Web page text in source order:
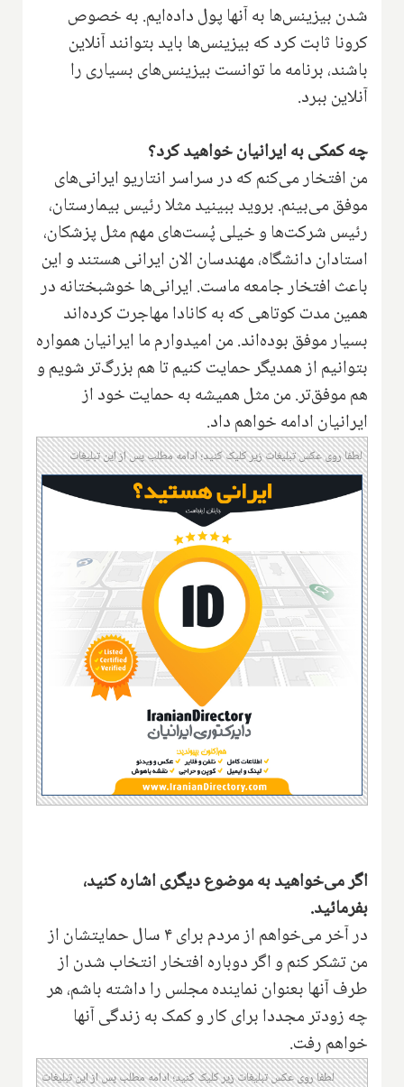
شدن بیزینس‌ها به آنها پول داده‌ایم. به خصوص
کرونا ثابت کرد که بیزینس‌ها باید بتوانند آنلاین
باشند، برنامه ما توانست بیزینس‌های بسیاری را
آنلاین ببرد.
چه کمکی به ایرانیان خواهید کرد؟
من افتخار می‌کنم که در سراسر انتاریو ایرانی‌های
موفق می‌بینم. بروید ببینید مثلا رئیس بیمارستان،
رئیس شرکت‌ها و خیلی پُست‌های مهم مثل پزشکان،
استادان دانشگاه، مهندسان الان ایرانی هستند و این
باعث افتخار جامعه ماست. ایرانی‌ها خوشبختانه در
همین مدت کوتاهی که به کانادا مهاجرت کرده‌اند
بسیار موفق بوده‌اند. من امیدوارم ما ایرانیان همواره
بتوانیم از همدیگر حمایت کنیم تا هم بزرگ‌تر شویم و
هم موفق‌تر. من مثل همیشه به حمایت خود از
ایرانیان ادامه خواهم داد.
لطفا روی عکس تبلیغات زیر کلیک کنید؛ ادامه مطلب پس از این تبلیغات
اگر می‌خواهید به موضوع دیگری اشاره کنید،
بفرمائید.
در آخر می‌خواهم از مردم برای ۴ سال حمایتشان از
من تشکر کنم و اگر دوباره افتخار انتخاب شدن از
طرف آنها بعنوان نماینده مجلس را داشته باشم، هر
چه زودتر مجددا برای کار و کمک به زندگی آنها
خواهم رفت.
لطفا روی عکس تبلیغات زیر کلیک کنید؛ ادامه مطلب پس از این تبلیغات